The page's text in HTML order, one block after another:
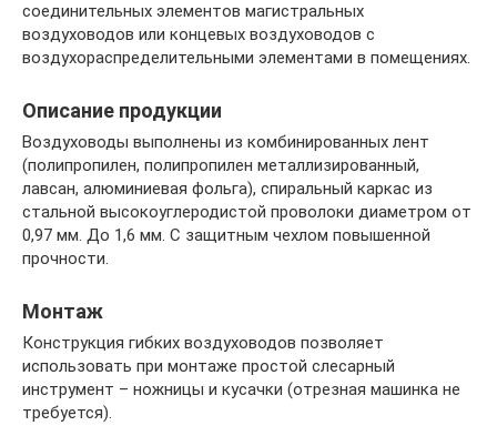
соединительных элементов магистральных
воздуховодов или концевых воздуховодов с
воздухораспределительными элементами в помещениях.
Описание продукции
Воздуховоды выполнены из комбинированных лент
(полипропилен, полипропилен металлизированный,
лавсан, алюминиевая фольга), спиральный каркас из
стальной высокоуглеродистой проволоки диаметром от
0,97 мм. До 1,6 мм. С защитным чехлом повышенной
прочности.
Монтаж
Конструкция гибких воздуховодов позволяет
использовать при монтаже простой слесарный
инструмент – ножницы и кусачки (отрезная машинка не
требуется).